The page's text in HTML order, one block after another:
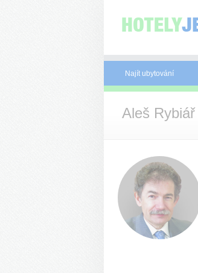
Najít ubytování
Aleš Rybiář